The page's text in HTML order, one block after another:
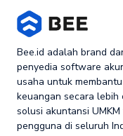
Bee.id adalah brand
penyedia software
usaha untuk
keuangan secara lebih
solusi akuntansi
pengguna di seluruh